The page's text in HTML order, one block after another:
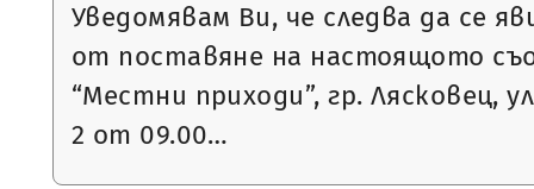
Уведомявам Ви, че следва да се
от поставяне на настоящото
“Местни приходи”, гр. Лясковец,
2 от 09.00…